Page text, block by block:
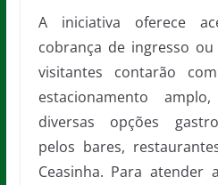
A iniciativa oferece
cobrança de ingresso
visitantes contarão
estacionamento
diversas opções
pelos bares,
Ceasinha. Para atender